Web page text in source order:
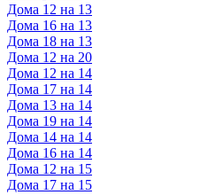
Дома 12 на 13
Дома 16 на 13
Дома 18 на 13
Дома 12 на 20
Дома 12 на 14
Дома 17 на 14
Дома 13 на 14
Дома 19 на 14
Дома 14 на 14
Дома 16 на 14
Дома 12 на 15
Дома 17 на 15